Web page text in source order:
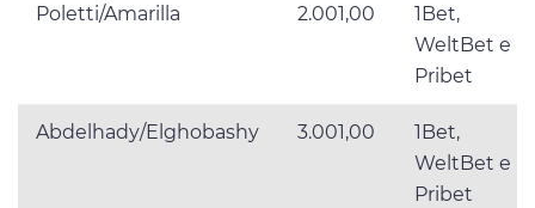
Poletti/Amarilla 2.001,00
1Bet,
WeltBet e
Pribet
Abdelhady/Elghobashy 3.001,00
1Bet,
WeltBet e
Pribet